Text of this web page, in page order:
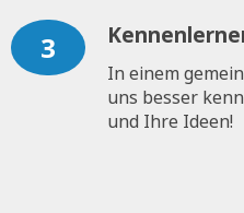
3
In einem
uns besser
und Ihre Ideen!